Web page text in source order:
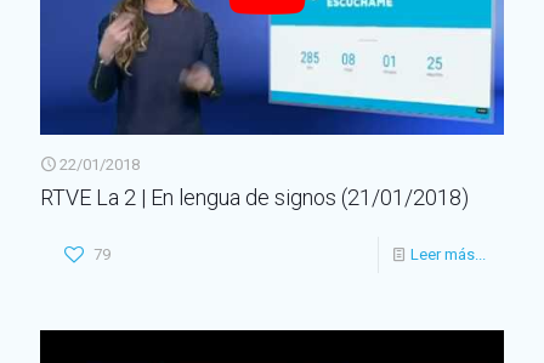
22/01/2018
RTVE La 2 | En lengua de signos (21/01/2018)
79 Leer más...